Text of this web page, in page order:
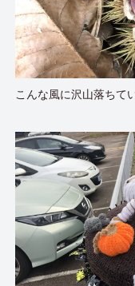
こんな風に沢山落ちて